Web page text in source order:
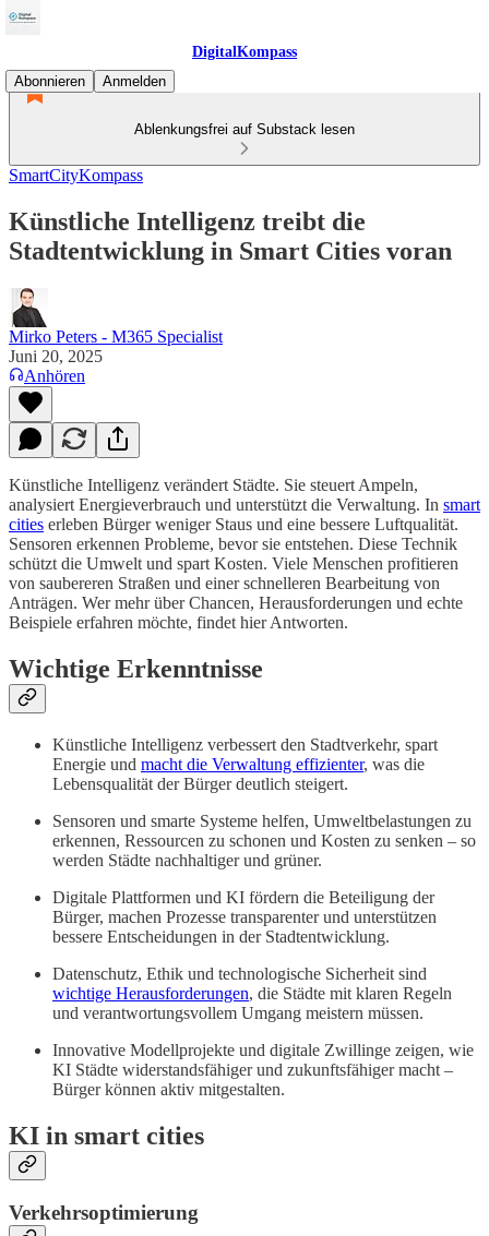
DigitalKompass
Abonnieren
Anmelden
Ablenkungsfrei auf Substack lesen
SmartCityKompass
Künstliche Intelligenz treibt die
Stadtentwicklung in Smart Cities voran
Mirko Peters - M365 Specialist
Juni 20, 2025
Anhören
Künstliche Intelligenz verändert Städte. Sie steuert Ampeln,
analysiert Energieverbrauch und unterstützt die Verwaltung. In smart
cities erleben Bürger weniger Staus und eine bessere Luftqualität.
Sensoren erkennen Probleme, bevor sie entstehen. Diese Technik
schützt die Umwelt und spart Kosten. Viele Menschen profitieren
von saubereren Straßen und einer schnelleren Bearbeitung von
Anträgen. Wer mehr über Chancen, Herausforderungen und echte
Beispiele erfahren möchte, findet hier Antworten.
Wichtige Erkenntnisse
Künstliche Intelligenz verbessert den Stadtverkehr, spart
Energie und macht die Verwaltung effizienter, was die
Lebensqualität der Bürger deutlich steigert.
Sensoren und smarte Systeme helfen, Umweltbelastungen zu
erkennen, Ressourcen zu schonen und Kosten zu senken – so
werden Städte nachhaltiger und grüner.
Digitale Plattformen und KI fördern die Beteiligung der
Bürger, machen Prozesse transparenter und unterstützen
bessere Entscheidungen in der Stadtentwicklung.
Datenschutz, Ethik und technologische Sicherheit sind
wichtige Herausforderungen, die Städte mit klaren Regeln
und verantwortungsvollem Umgang meistern müssen.
Innovative Modellprojekte und digitale Zwillinge zeigen, wie
KI Städte widerstandsfähiger und zukunftsfähiger macht –
Bürger können aktiv mitgestalten.
KI in smart cities
Verkehrsoptimierung